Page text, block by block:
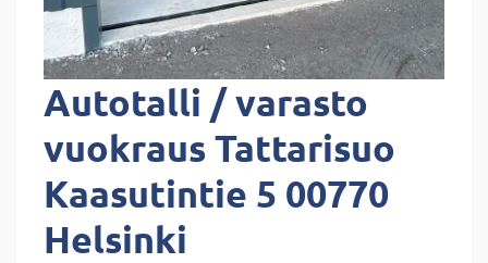
Autotalli / varasto
vuokraus Tattarisuo
Kaasutintie 5 00770
Helsinki